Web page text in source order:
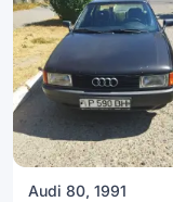
Audi 80, 1991